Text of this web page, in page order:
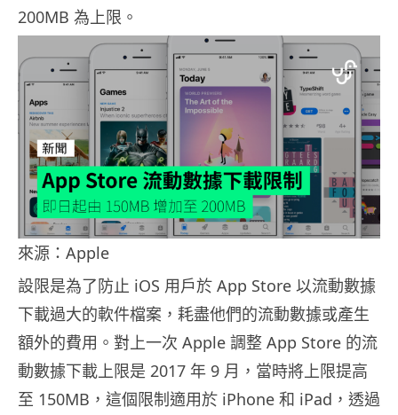
200MB 為上限。
來源：Apple
設限是為了防止 iOS 用戶於 App Store 以流動數據
下載過大的軟件檔案，耗盡他們的流動數據或產生
額外的費用。對上一次 Apple 調整 App Store 的流
動數據下載上限是 2017 年 9 月，當時將上限提高
至 150MB，這個限制適用於 iPhone 和 iPad，透過